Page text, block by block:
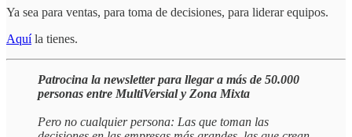
Ya sea para ventas, para toma de decisiones, para liderar equipos.
Aquíla tienes.
Patrocina la newsletter para llegar a más de 50.000
personas entre MultiVersial y Zona Mixta
Pero no cualquier persona: Las que toman las